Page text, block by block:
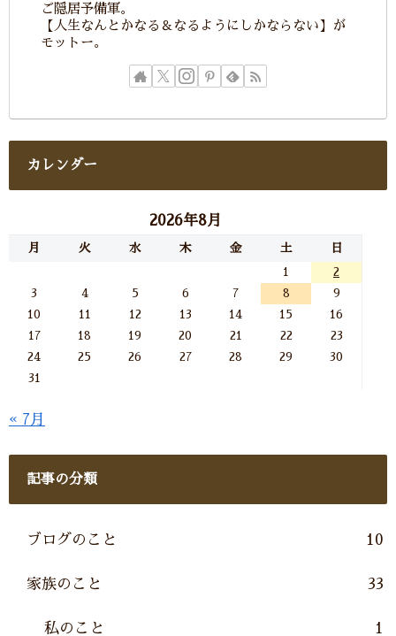
ご隠居予備軍。
【人生なんとかなる＆なるようにしかならない】が
モットー。
カレンダー
2026年8月
月 火 水 木 金 土 日
1
2
3
4 5 6 7 8
9
10
11 12 13 14 15
16
17
18 19 20 21 22
23
24
25 26 27 28 29
30
31
« 7月
記事の分類
ブログのこと 10
家族のこと 33
私のこと 1